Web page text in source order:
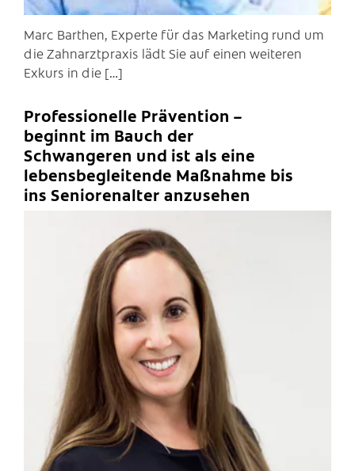
Marc Barthen, Experte für das Marketing rund um
die Zahnarztpraxis lädt Sie auf einen weiteren
Exkurs in die […]
Professionelle Prävention –
beginnt im Bauch der
Schwangeren und ist als eine
lebensbegleitende Maßnahme bis
ins Seniorenalter anzusehen
C